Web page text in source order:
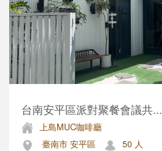
台南安平區派對聚餐會議共...
上島MUC咖啡廳
臺南市 安平區
50 人